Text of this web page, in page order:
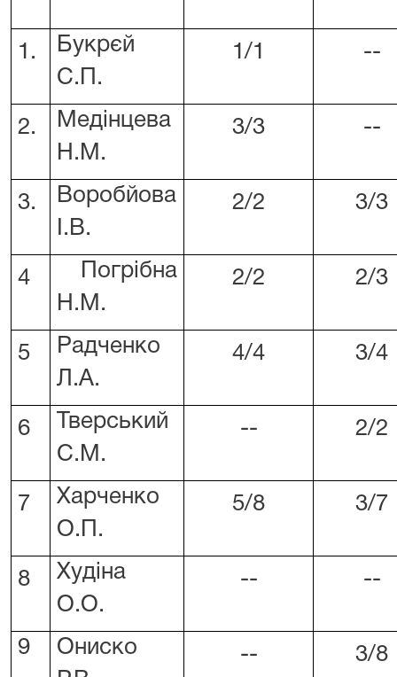
1.
Букрєй
С.П.
1/1 --
2.
Медінцева
Н.М.
3/3 --
3.
Воробйова
І.В.
2/2 3/3
4
Погрібна
Н.М.
2/2 2/3
5
Радченко
Л.А.
4/4 3/4
6
Тверський
С.М.
-- 2/2
7
Харченко
О.П.
5/8 3/7
8
Худіна
О.О.
-- --
9
Ониско
-- 3/8